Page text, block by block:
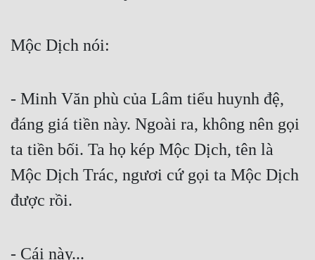
Mộc Dịch nói:
- Minh Văn phù của Lâm tiểu huynh đệ,
đáng giá tiền này. Ngoài ra, không nên gọi
ta tiền bối. Ta họ kép Mộc Dịch, tên là
Mộc Dịch Trác, ngươi cứ gọi ta Mộc Dịch
được rồi.
- Cái này...